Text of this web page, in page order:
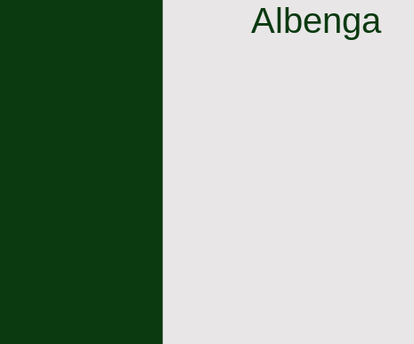
Albenga